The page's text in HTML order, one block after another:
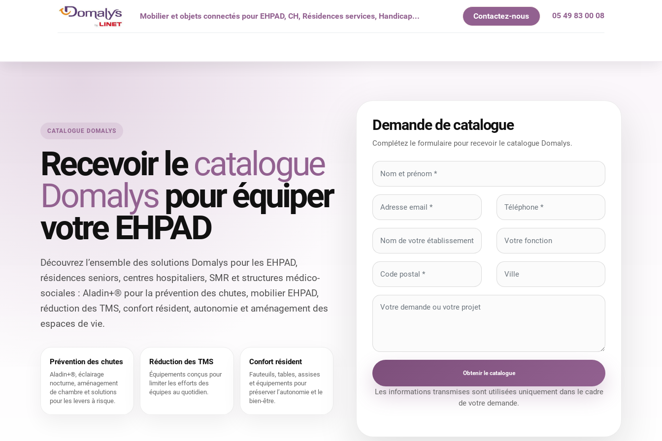
Mobilier et objets connectés pour EHPAD, CH, Résidences services, Handicap... Contactez-nous 05 49 83 00 08
CATALOGUE DOMALYS
Recevoir lecatalogue
Domalyspour équiper
votre EHPAD
Découvrez l’ensemble des solutions Domalys pour les EHPAD,
résidences seniors, centres hospitaliers, SMR et structures médico-
sociales : Aladin+® pour la prévention des chutes, mobilier EHPAD,
réduction des TMS, confort résident, autonomie et aménagement des
espaces de vie.
Prévention des chutes
Aladin+®, éclairage
nocturne, aménagement
de chambre et solutions
pour les levers à risque.
Réduction des TMS
Équipements conçus pour
limiter les efforts des
équipes au quotidien.
Confort résident
Fauteuils, tables, assises
et équipements pour
préserver l’autonomie et le
bien-être.
Demande de catalogue
Complétez le formulaire pour recevoir le catalogue Domalys.
Obtenir le catalogue
Les informations transmises sont utilisées uniquement dans le cadre
de votre demande.